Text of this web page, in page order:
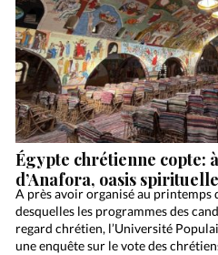
Égypte chrétienne copte:
d’Anafora, oasis
A près avoir organisé au printemps
desquelles les programmes des
regard chrétien, l’Université
une enquête sur le vote des